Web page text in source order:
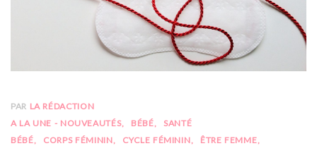
PAR LA RÉDACTION
A LA UNE - NOUVEAUTÉS
BÉBÉ
SANTÉ
BÉBÉ
CORPS FÉMININ CYCLE FÉMININ
ÊTRE FEMME